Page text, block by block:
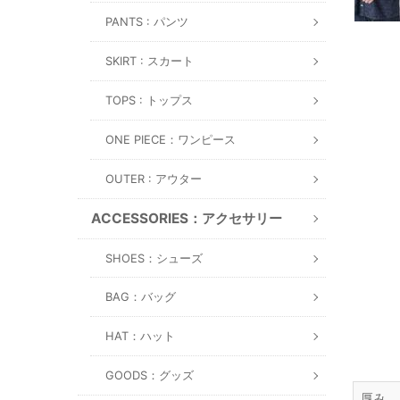
PANTS : パンツ
SKIRT : スカート
TOPS : トップス
ONE PIECE：ワンピース
OUTER : アウター
ACCESSORIES：アクセサリー
SHOES：シューズ
BAG：バッグ
HAT：ハット
GOODS：グッズ